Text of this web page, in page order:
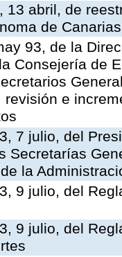
13 abril, de
de Canarias
93, de la
Consejería de
e
7 julio, del
Secretarías
la
9 julio, del
9 julio, del